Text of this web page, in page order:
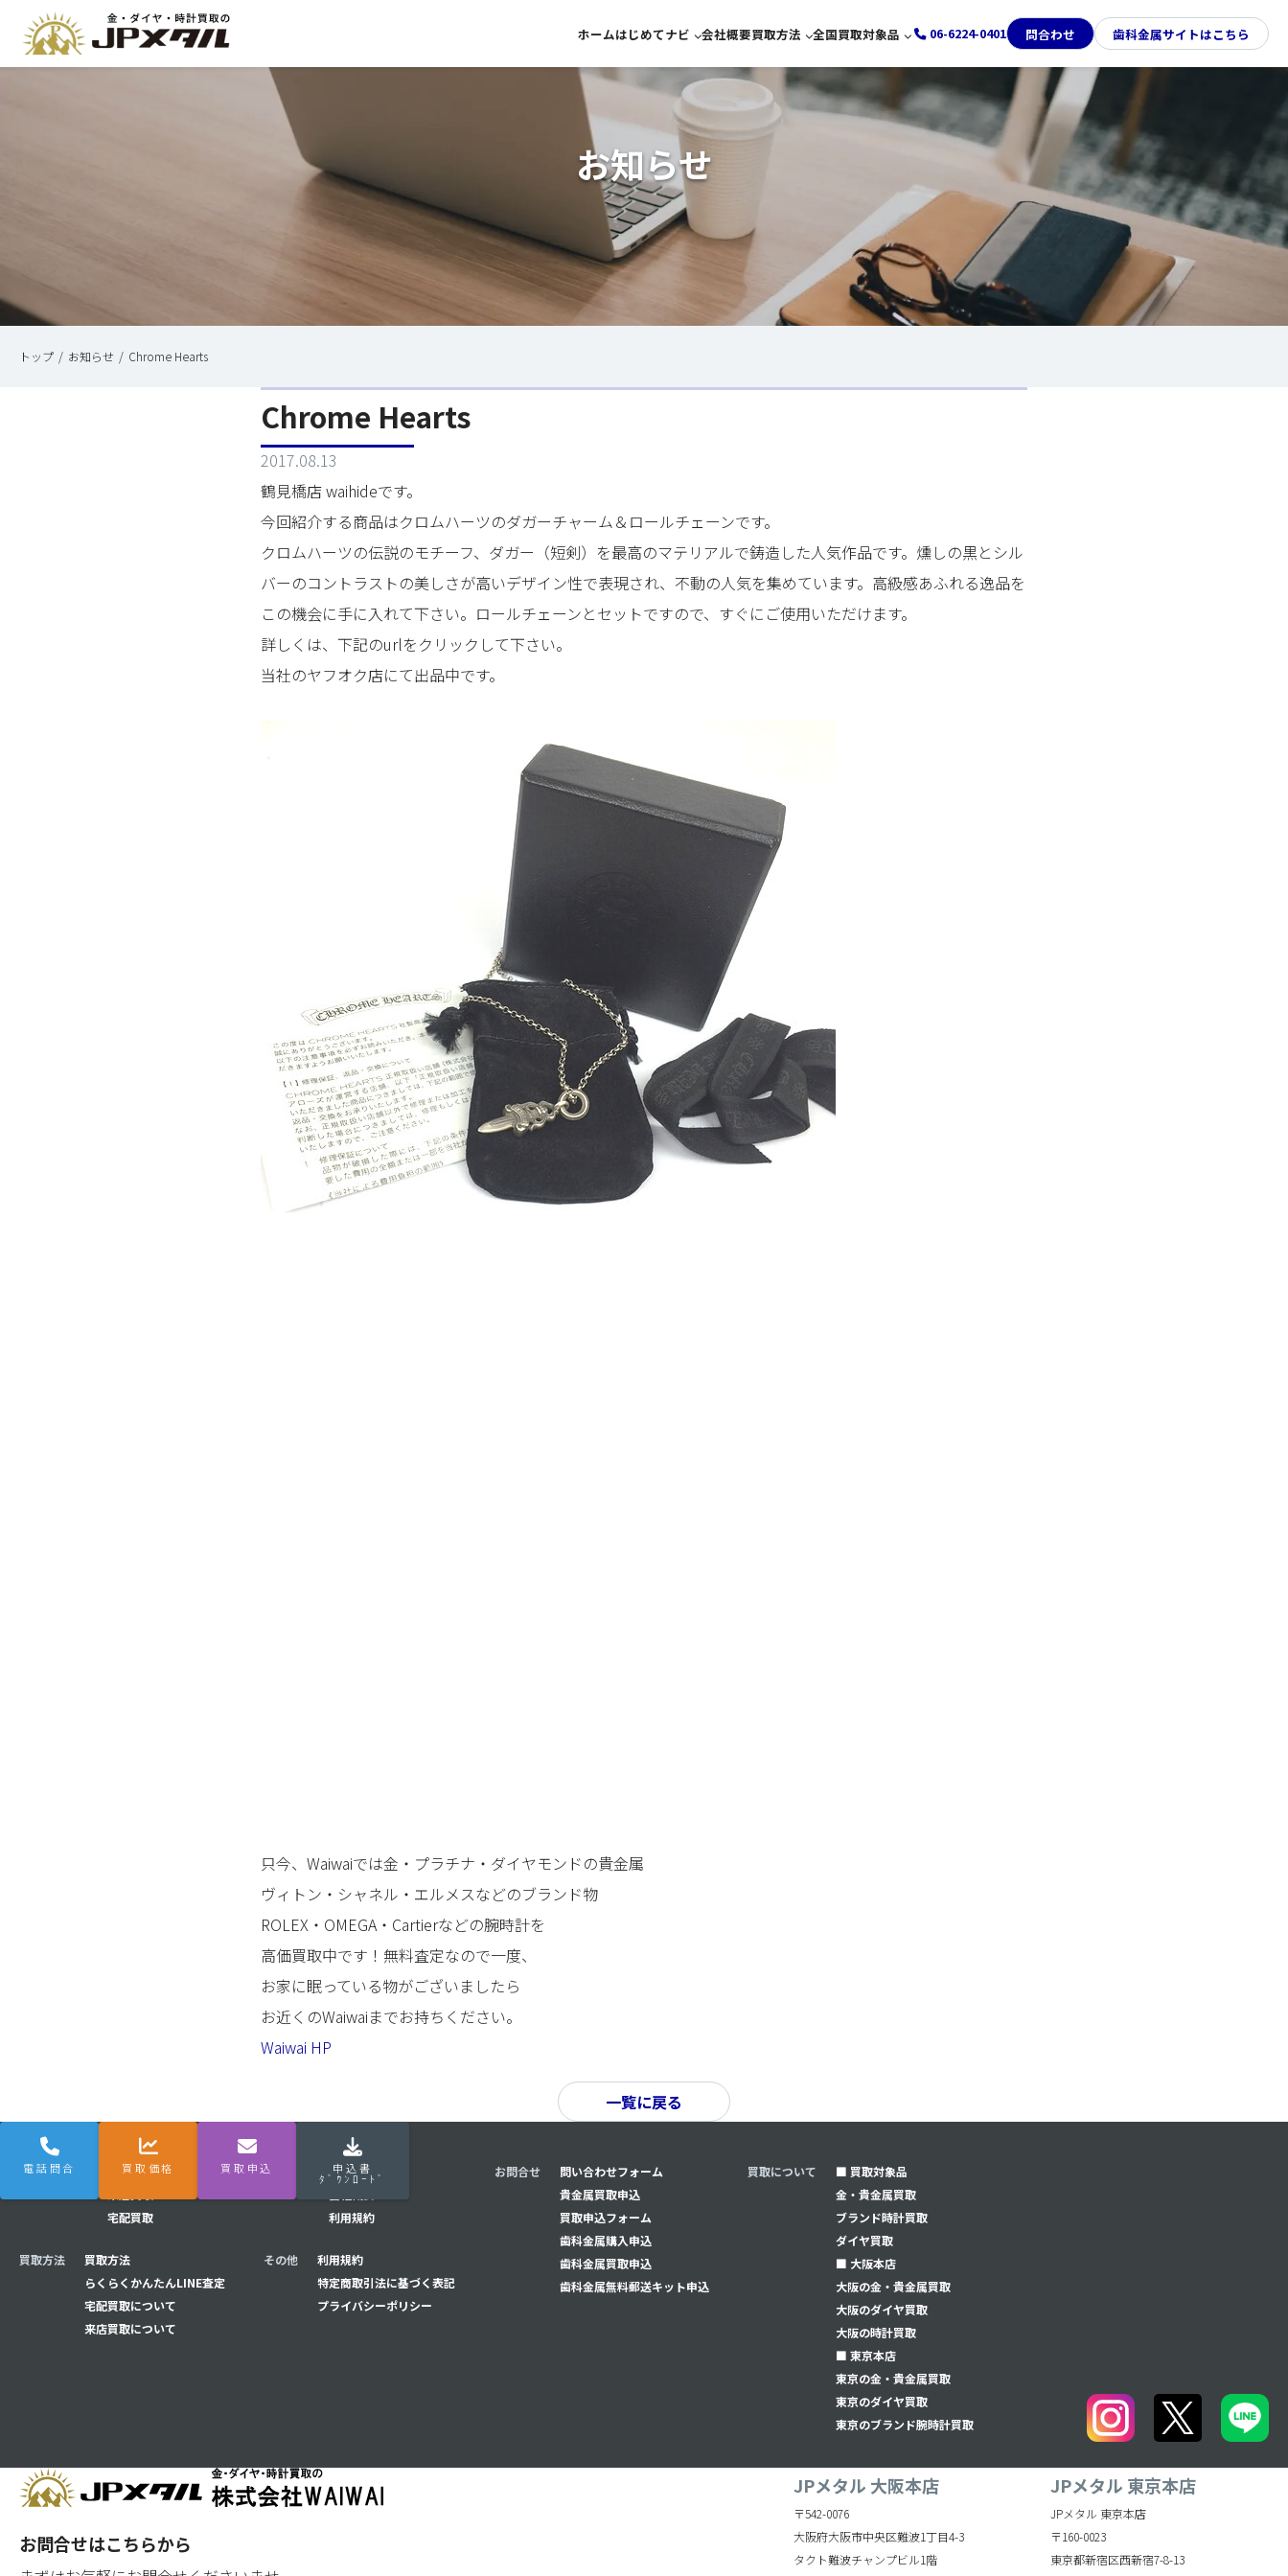
ホームはじめてナビ
宅配買取
来店買取
会社概要買取方法
らくらくかんたんLINE査定
宅配買取について
全国買取対象品
金買取
ブランド時計買取
06-6224-0401 問合わせ 歯科金属サイトはこちら
お知らせ
トップ お知らせ Chrome Hearts
Chrome Hearts
2017.08.13
鶴見橋店 waihideです。
今回紹介する商品はクロムハーツのダガーチャーム＆ロールチェーンです。
クロムハーツの伝説のモチーフ、ダガー（短剣）を最高のマテリアルで鋳造した人気作品です。燻しの黒とシル
バーのコントラストの美しさが高いデザイン性で表現され、不動の人気を集めています。高級感あふれる逸品を
この機会に手に入れて下さい。ロールチェーンとセットですので、すぐにご使用いただけます。
詳しくは、下記のurlをクリックして下さい。
当社のヤフオク店にて出品中です。
只今、Waiwaiでは金・プラチナ・ダイヤモンドの貴金属
ヴィトン・シャネル・エルメスなどのブランド物
ROLEX・OMEGA・Cartierなどの腕時計を
高価買取中です！無料査定なので一度、
お家に眠っている物がございましたら
お近くのWaiwaiまでお持ちください。
Waiwai HP
一覧に戻る
電話問合 買取価格 買取申込 申込書
ﾀﾞｳﾝﾛｰﾄﾞ
はじめてナビ
はじめてナビ
宅配買取
買取方法
買取方法
らくらくかんたんLINE査定
宅配買取について
来店買取について
メニュー
Q&A
利用規約
その他
利用規約
特定商取引法に基づく表記
プライバシーポリシー
お問合せ
問い合わせフォーム
貴金属買取申込
買取申込フォーム
⻭科金属購入申込
⻭科金属買取申込
⻭科金属無料郵送キット申込
買取について
■ 買取対象品
金・貴金属買取
ブランド時計買取
ダイヤ買取
■ 大阪本店
大阪の金・貴金属買取
大阪のダイヤ買取
大阪の時計買取
■ 東京本店
東京の金・貴金属買取
東京のダイヤ買取
東京のブランド腕時計買取
お問合せはこちらから
JPメタル 大阪本店
〒542-0076
大阪府大阪市中央区難波1丁目4-3
タクト難波チャンプビル1階
JPメタル 東京本店
JPメタル 東京本店
〒160-0023
東京都新宿区西新宿7-8-13